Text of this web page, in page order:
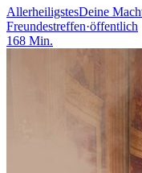
AllerheiligstesDeine
Freundestreffen·öffentlich
168 Min.